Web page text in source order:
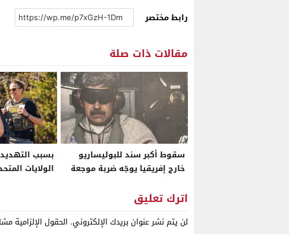
رابط مختصر
مقالات ذات صلة
سقوط أكبر سند للبوليساريو
خارج إفريقيا يوجّه ضربة موجعة
بسبب
الولايات
اترك تعليق
لن يتم نشر عنوان بريدك الإلكتروني. الحقول الإلزامية